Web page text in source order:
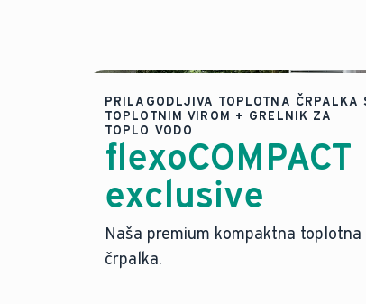
PRILAGODLJIVA TOPLOTNA ČRPALKA
TOPLOTNIM VIROM + GRELNIK ZA
TOPLO VODO
flexoCOMPACT
exclusive
Naša premium kompaktna toplotna
črpalka.